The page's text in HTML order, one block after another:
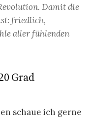
Damit die
friedlich,
aller fühlenden
Grad
schaue ich gerne